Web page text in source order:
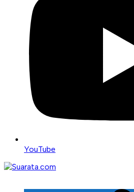
YouTube